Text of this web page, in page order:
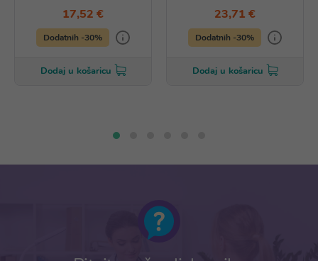
17,52 €
Dodatnih -30%
Dodaj u košaricu
23,71 €
Dodatnih -30%
Dodaj u košaricu